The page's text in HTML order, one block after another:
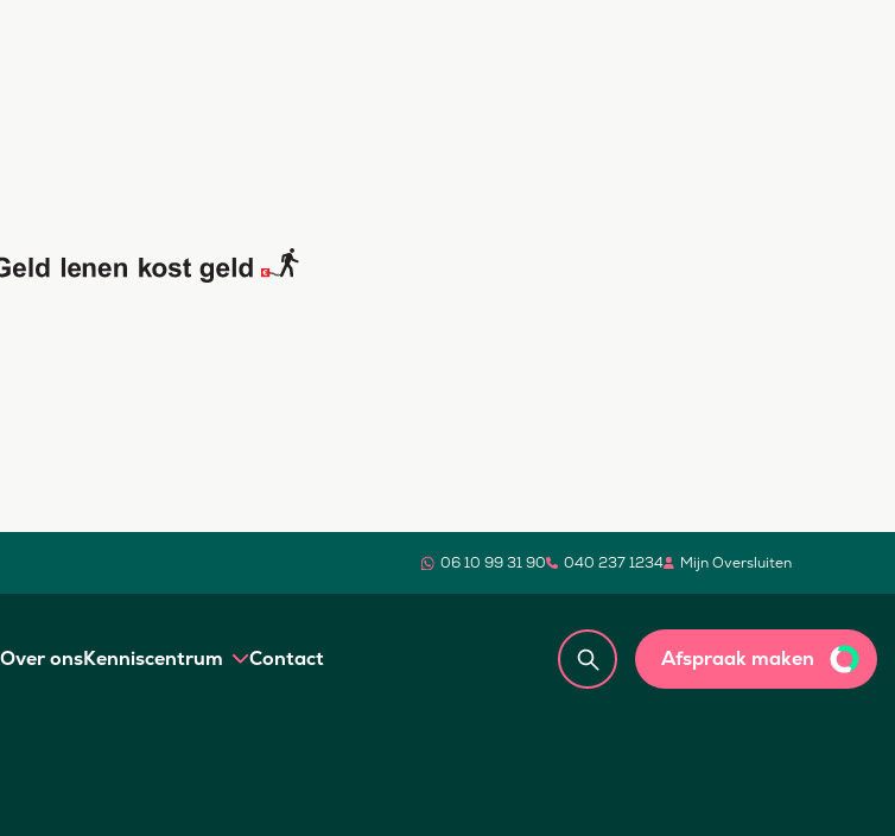
06 10 99 31 90 040 237 1234 Mijn Oversluiten
Over onsKenniscentrum Contact Afspraak maken